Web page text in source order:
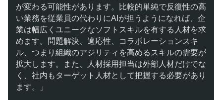
が変わる可能性があります。比較的単純で反復性の高
い業務を従業員の代わりにAIが担うようになれば、企
業は幅広くユニークなソフトスキルを有する人材を求
めます。問題解決、適応性、コラボレーションスキ
ル、つまり組織のアジリティを高めるスキルの需要が
拡大します。また、人材採用担当は外部人材だけでな
く、社内もターゲット人材として把握する必要があり
ます。」